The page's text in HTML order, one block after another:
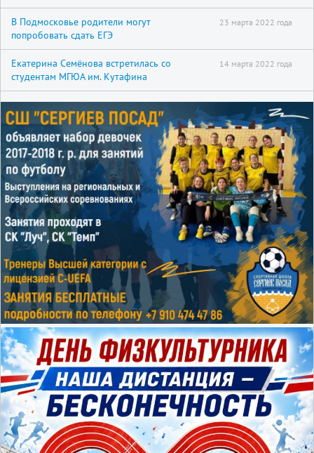
В Подмосковье родители могут
попробовать сдать ЕГЭ
23 марта 2022 года
Екатерина Семёнова встретилась со
студентам МГЮА им. Кутафина
14 марта 2022 года